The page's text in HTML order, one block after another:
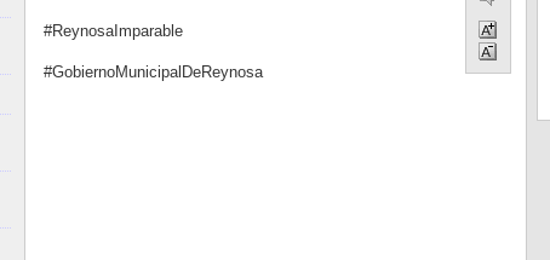
#ReynosaImparable
#GobiernoMunicipalDeReynosa